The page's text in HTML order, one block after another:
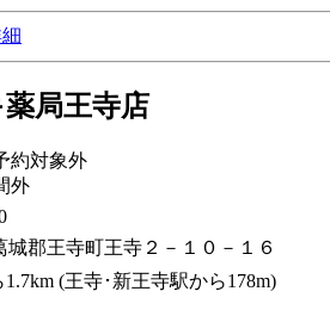
局王寺店
約対象外
外
城郡王寺町王寺２－１０－１６
(王寺･新王寺駅から178m)